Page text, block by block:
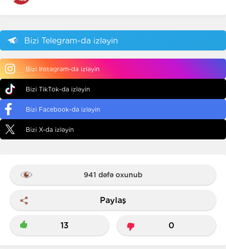
Bizi Telegram-da izləyin
Bizi Instagram-da izləyin
Bizi TikTok-da izləyin
Bizi Facebook-da izləyin
Bizi X-da izləyin
941 dəfə oxunub
Paylaş
13 0